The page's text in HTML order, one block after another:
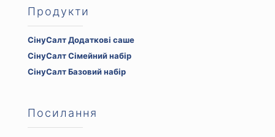
Продукти
СінуСалт Додаткові саше
Оригінальна
ціна:
750 ₴.
Поточна
ціна:
525 ₴.
СінуСалт Сімейний набір
Оригінальна
ціна:
Поточна
ціна:
СінуСалт Базовий набір
Посилання